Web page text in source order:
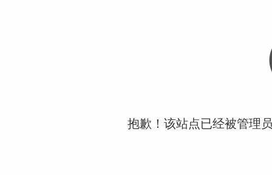
抱歉！该站点已经被管理